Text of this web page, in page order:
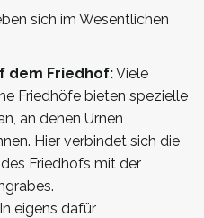
sich im Wesentlichen
dem Friedhof:Viele
Friedhöfe bieten spezielle
an denen Urnen
Hier verbindet sich die
Friedhofs mit der
In eigens dafür